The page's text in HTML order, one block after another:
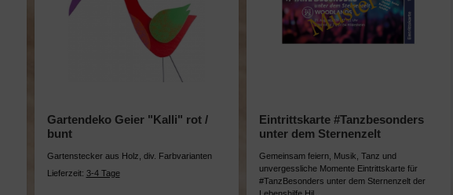
Gartendeko Geier "Kalli" rot /
bunt
Gartenstecker aus Holz, div. Farbvarianten
Lieferzeit: 3-4 Tage
Eintrittskarte #Tanzbesonders
unter dem Sternenzelt
Gemeinsam feiern, Musik, Tanz und
unvergessliche Momente Eintrittskarte für
#TanzBesonders unter dem Sternenzelt der